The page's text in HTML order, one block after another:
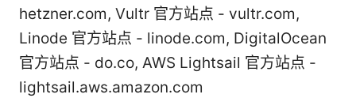
hetzner.com, Vultr 官方站点 - vultr.com,
Linode 官方站点 - linode.com, DigitalOcean
官方站点 - do.co, AWS Lightsail 官方站点 -
lightsail.aws.amazon.com